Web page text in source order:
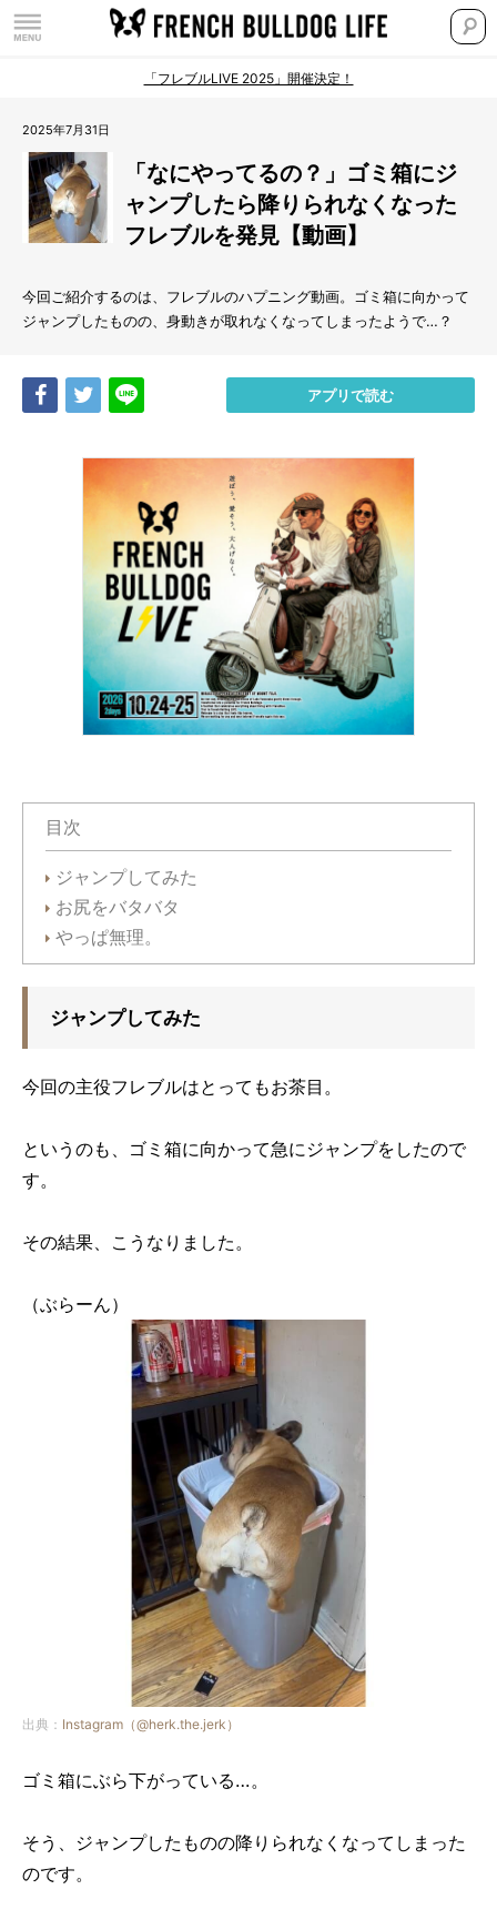
「フレブルLIVE 2025」開催決定！
2025年7月31日
「なにやってるの？」ゴミ箱にジ
ャンプしたら降りられなくなった
フレブルを発見【動画】
今回ご紹介するのは、フレブルのハプニング動画。ゴミ箱に向かって
ジャンプしたものの、身動きが取れなくなってしまったようで…？
Share Tweet アプリで読む
目次
ジャンプしてみた
お尻をバタバタ
やっぱ無理。
ジャンプしてみた
今回の主役フレブルはとってもお茶目。
というのも、ゴミ箱に向かって急にジャンプをしたので
す。
その結果、こうなりました。
（ぶらーん）
出典： Instagram（@herk.the.jerk）
ゴミ箱にぶら下がっている…。
そう、ジャンプしたものの降りられなくなってしまった
のです。